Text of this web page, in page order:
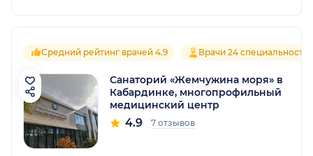
Средний рейтинг врачей 4.9 Врачи 24
Санаторий «Жемчужина моря» в
Кабардинке, многопрофильный
медицинский центр
4.9 7 отзывов